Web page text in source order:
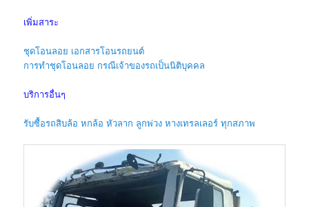
เพิ่มสาระ
ชุดโอนลอย เอกสารโอนรถยนต์
การทำชุดโอนลอย กรณีเจ้าของรถเป็นนิติบุคคล
บริการอื่นๆ
รับซื้อรถสิบล้อ หกล้อ หัวลาก ลูกพ่วง หางเทรลเลอร์ ทุกสภาพ